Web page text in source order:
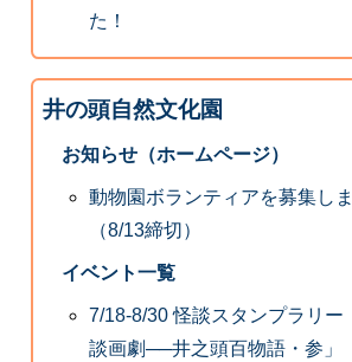
た！
井の頭自然文化園
お知らせ（ホームページ）
動物園ボランティアを募集しま
（8/13締切）
イベント一覧
7/18-8/30 怪談スタンプラリー
談画劇──井之頭百物語・参」